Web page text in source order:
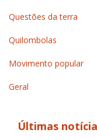
Questões da terra
Quilombolas
Movimento popular
Geral
Últimas